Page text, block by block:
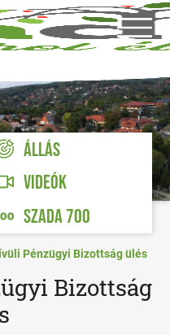
ÁLLÁS
VIDEÓK
SZADA 700
Pénzügyi Bizottság ülés
Bizottság